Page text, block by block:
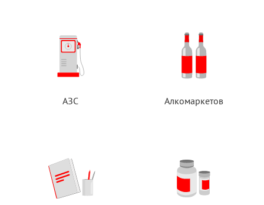
АЗС Алкомаркетов